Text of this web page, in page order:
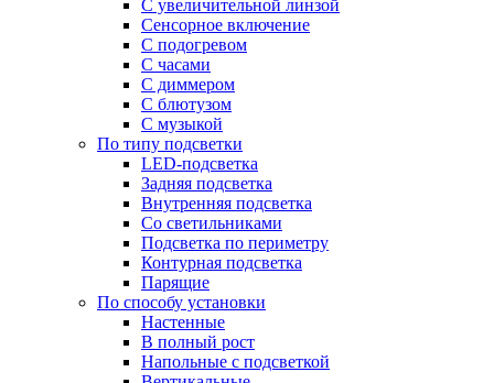
C увеличительной линзой
Сенсорное включение
С подогревом
С часами
С диммером
С блютузом
С музыкой
По типу подсветки
LED-подсветка
Задняя подсветка
Внутренняя подсветка
Со светильниками
Подсветка по периметру
Контурная подсветка
Парящие
По способу установки
Настенные
В полный рост
Напольные с подсветкой